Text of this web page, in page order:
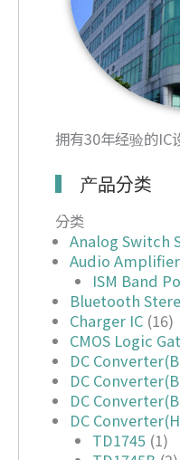
拥有30年经验的IC
产品分类
分类
Analog Switch
Audio Amplifier
ISM Band
Bluetooth
Charger IC (16)
CMOS Logic
DC
DC
DC
DC
TD1745 (1)